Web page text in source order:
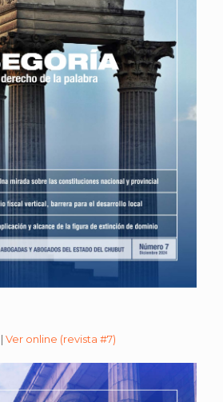
| Ver online (revista #7)